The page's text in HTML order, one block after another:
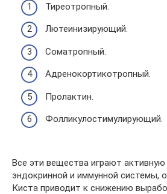
Тиреотропный.
Лютеинизирующий.
Соматропный.
Адренокортикотропный.
Пролактин.
Фолликулостимулирующий.
Все эти вещества играют активную
эндокринной и иммунной системы,
Киста приводит к снижению